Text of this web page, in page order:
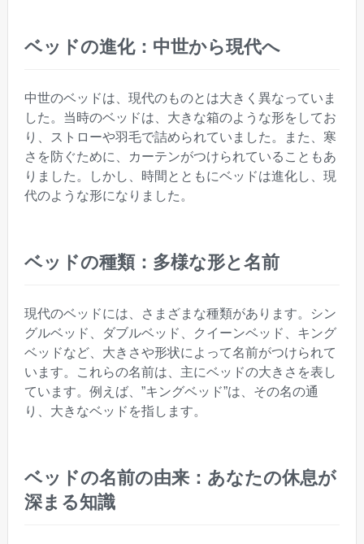
ベッドの進化：中世から現代へ
中世のベッドは、現代のものとは大きく異なっていま
した。当時のベッドは、大きな箱のような形をしてお
り、ストローや羽毛で詰められていました。また、寒
さを防ぐために、カーテンがつけられていることもあ
りました。しかし、時間とともにベッドは進化し、現
代のような形になりました。
ベッドの種類：多様な形と名前
現代のベッドには、さまざまな種類があります。シン
グルベッド、ダブルベッド、クイーンベッド、キング
ベッドなど、大きさや形状によって名前がつけられて
います。これらの名前は、主にベッドの大きさを表し
ています。例えば、”キングベッド”は、その名の通
り、大きなベッドを指します。
ベッドの名前の由来：あなたの休息が
深まる知識